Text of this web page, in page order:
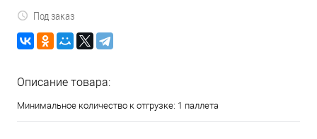
Под заказ
Описание товара:
Минимальное количество к отгрузке: 1 паллета